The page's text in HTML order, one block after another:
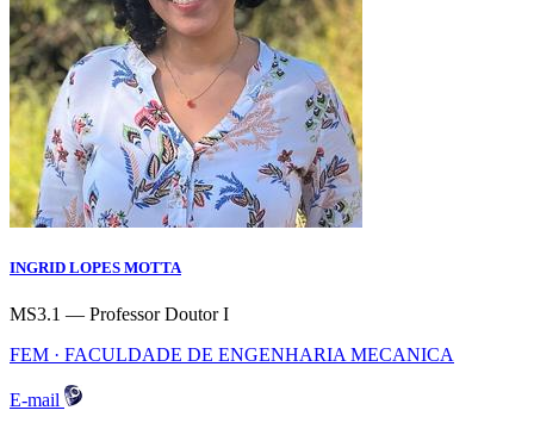
INGRID LOPES MOTTA
MS3.1 — Professor Doutor I
FEM · FACULDADE DE ENGENHARIA MECANICA
E-mail